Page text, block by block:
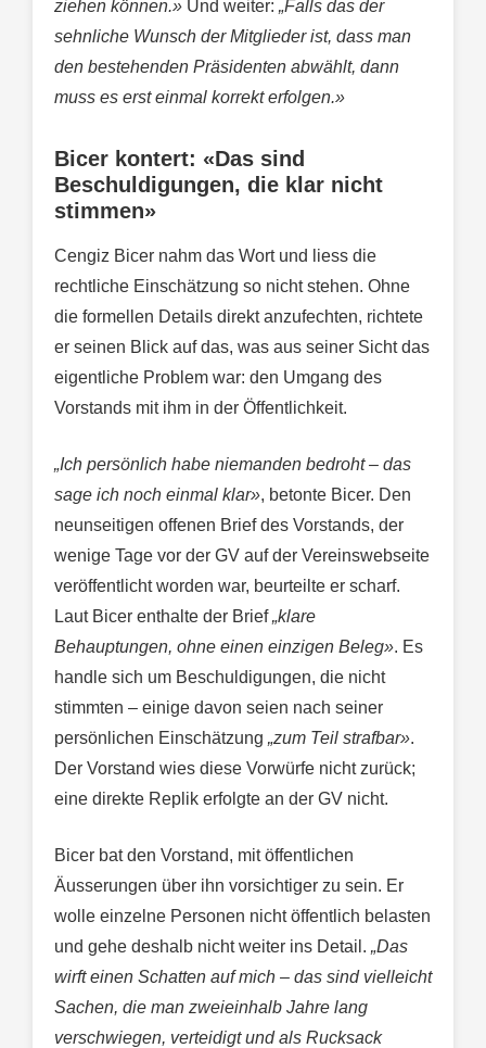
ziehen können.» Und weiter: „Falls das der
sehnliche Wunsch der Mitglieder ist, dass man
den bestehenden Präsidenten abwählt, dann
muss es erst einmal korrekt erfolgen.»
Bicer kontert: «Das sind
Beschuldigungen, die klar nicht
stimmen»
Cengiz Bicer nahm das Wort und liess die
rechtliche Einschätzung so nicht stehen. Ohne
die formellen Details direkt anzufechten, richtete
er seinen Blick auf das, was aus seiner Sicht das
eigentliche Problem war: den Umgang des
Vorstands mit ihm in der Öffentlichkeit.
„Ich persönlich habe niemanden bedroht – das
sage ich noch einmal klar», betonte Bicer. Den
neunseitigen offenen Brief des Vorstands, der
wenige Tage vor der GV auf der Vereinswebseite
veröffentlicht worden war, beurteilte er scharf.
Laut Bicer enthalte der Brief„klare
Behauptungen, ohne einen einzigen Beleg». Es
handle sich um Beschuldigungen, die nicht
stimmten – einige davon seien nach seiner
persönlichen Einschätzung „zum Teil strafbar».
Der Vorstand wies diese Vorwürfe nicht zurück;
eine direkte Replik erfolgte an der GV nicht.
Bicer bat den Vorstand, mit öffentlichen
Äusserungen über ihn vorsichtiger zu sein. Er
wolle einzelne Personen nicht öffentlich belasten
und gehe deshalb nicht weiter ins Detail. „Das
wirft einen Schatten auf mich – das sind vielleicht
Sachen, die man zweieinhalb Jahre lang
verschwiegen, verteidigt und als Rucksack